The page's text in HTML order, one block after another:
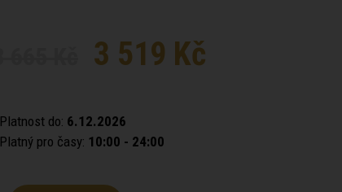
3 519 Kč
Platnost do: 6.12.2026
Platný pro časy: 10:00 - 24:00